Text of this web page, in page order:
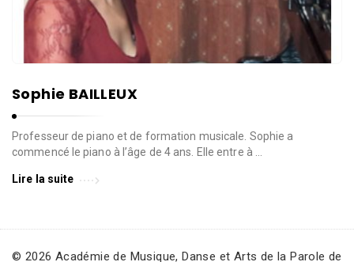
Sophie BAILLEUX
Professeur de piano et de formation musicale. Sophie a
commencé le piano à l’âge de 4 ans. Elle entre à …
Lire la suite
© 2026 Académie de Musique, Danse et Arts de la Parole de